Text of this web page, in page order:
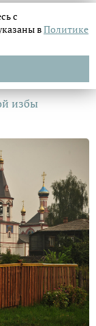
избы
с
вПолитике